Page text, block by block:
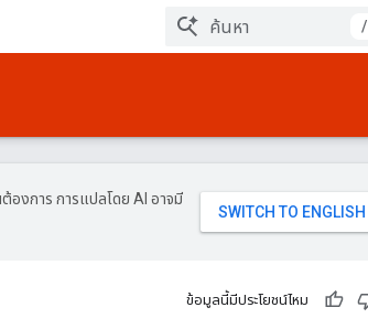
/
องการ การแปลโดย AI อาจมี
ข้อมูลนี้มีประโยชน์ไหม